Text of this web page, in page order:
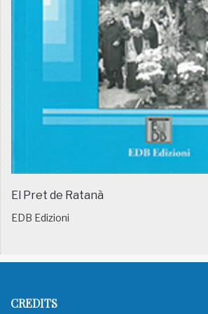
El Pret de Ratanà
EDB Edizioni
CREDITS